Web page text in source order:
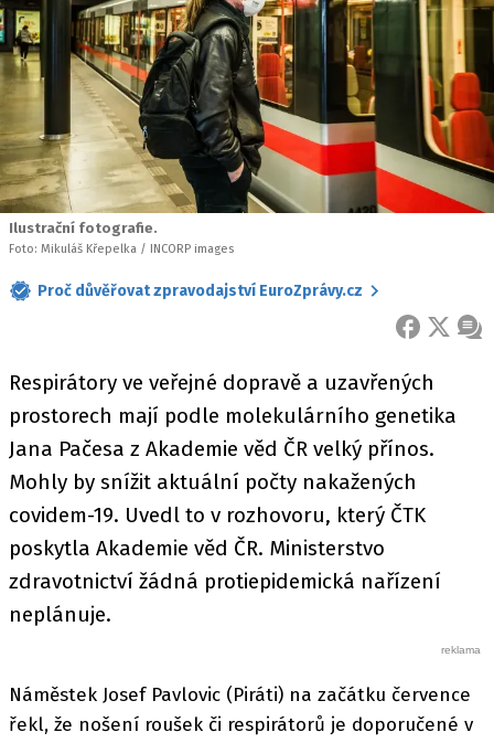
Ilustrační fotografie.
Foto: Mikuláš Křepelka / INCORP images
Proč důvěřovat zpravodajství EuroZprávy.cz
FACEBOOK
X
Respirátory ve veřejné dopravě a uzavřených
prostorech mají podle molekulárního genetika
Jana Pačesa z Akademie věd ČR velký přínos.
Mohly by snížit aktuální počty nakažených
covidem-19. Uvedl to v rozhovoru, který ČTK
poskytla Akademie věd ČR. Ministerstvo
zdravotnictví žádná protiepidemická nařízení
neplánuje.
Náměstek Josef Pavlovic (Piráti) na začátku července
řekl, že nošení roušek či respirátorů je doporučené v